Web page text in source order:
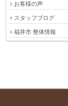
お客様の声
スタッフブログ
福井市 整体情報